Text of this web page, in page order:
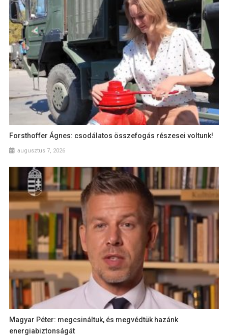
Forsthoffer Ágnes: csodálatos összefogás részesei voltunk!
augusztus 7, 2026
Magyar Péter: megcsináltuk, és megvédtük hazánk
energiabiztonságát